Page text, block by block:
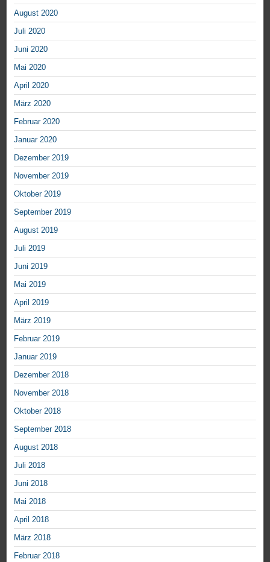
August 2020
Juli 2020
Juni 2020
Mai 2020
April 2020
März 2020
Februar 2020
Januar 2020
Dezember 2019
November 2019
Oktober 2019
September 2019
August 2019
Juli 2019
Juni 2019
Mai 2019
April 2019
März 2019
Februar 2019
Januar 2019
Dezember 2018
November 2018
Oktober 2018
September 2018
August 2018
Juli 2018
Juni 2018
Mai 2018
April 2018
März 2018
Februar 2018